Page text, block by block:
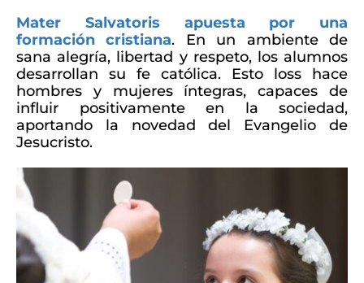
Mater Salvatoris apuesta por una
formación cristiana. En un ambiente de
sana alegría, libertad y respeto, los alumnos
desarrollan su fe católica. Esto loss hace
hombres y mujeres íntegras, capaces de
influir positivamente en la sociedad,
aportando la novedad del Evangelio de
Jesucristo.